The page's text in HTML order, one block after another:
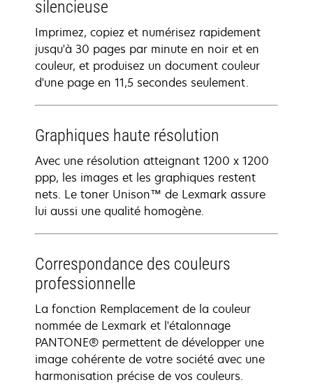
silencieuse
Imprimez, copiez et numérisez rapidement
jusqu'à 30 pages par minute en noir et en
couleur, et produisez un document couleur
d'une page en 11,5 secondes seulement.
Graphiques haute résolution
Avec une résolution atteignant 1200 x 1200
ppp, les images et les graphiques restent
nets. Le toner Unison™ de Lexmark assure
lui aussi une qualité homogène.
Correspondance des couleurs
professionnelle
La fonction Remplacement de la couleur
nommée de Lexmark et l'étalonnage
PANTONE® permettent de développer une
image cohérente de votre société avec une
harmonisation précise de vos couleurs.